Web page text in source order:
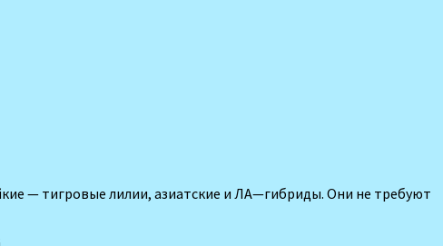
— тигровые лилии, азиатские и ЛА—гибриды. Они не требуют